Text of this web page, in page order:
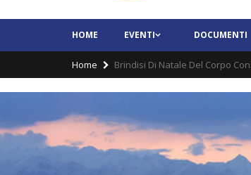
HOME EVENTI DOCUMENTI
Home Brindisi Di Natale Del Corpo